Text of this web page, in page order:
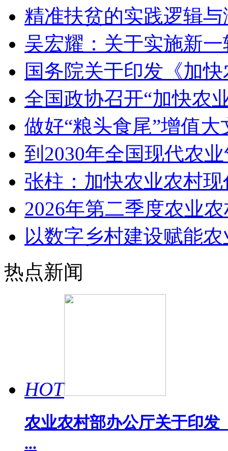
精准扶贫的实践逻辑
吴宏耀：关于实施新
国务院关于印发《加
全国政协召开“加快农
做好“粮头食尾”增值大
到2030年全国现代农
张柱：加快农业农村
2026年第二季度农业
以数字乡村建设赋能
热点新闻
HOT
农业农村部办公厅关于印发
...